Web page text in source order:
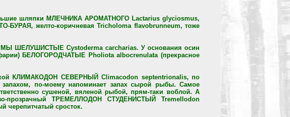
шляпки МЛЕЧНИКА АРОМАТНОГО Lactarius glyciosmus,
желто-коричневая Tricholoma flavobrunneum, тоже
ШЕЛУШИСТЫЕ Cystoderma carcharias. У основания осин
БЕЛОГОРОДЧАТЫЕ Pholiota albocrenulata (прекрасное
КЛИМАКОДОН СЕВЕРНЫЙ Climacodon septentrionalis, по
по-моему напоминает запах сырой рыбы. Самое
сушеной, вяленой рыбой, прям-таки воблой. А
прозрачный ТРЕМЕЛЛОДОН СТУДЕНИСТЫЙ Tremellodon
черепитчатый сросток.